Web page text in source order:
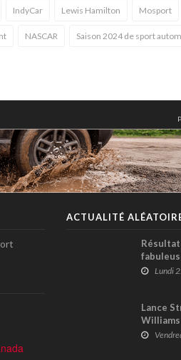
IndyCar Lewis Hamilton Mosport
NASCAR Saison 2024 de sport
ACTUALITÉ
en Lundi
Lance